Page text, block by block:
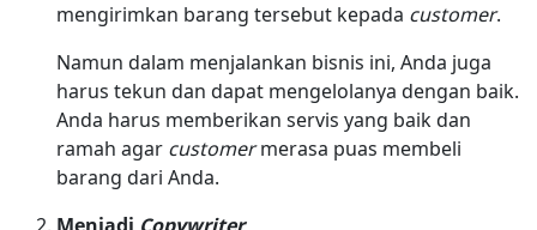
mengirimkan barang tersebut kepada customer.
Namun dalam menjalankan bisnis ini, Anda juga
harus tekun dan dapat mengelolanya dengan baik.
Anda harus memberikan servis yang baik dan
ramah agar customermerasa puas membeli
barang dari Anda.